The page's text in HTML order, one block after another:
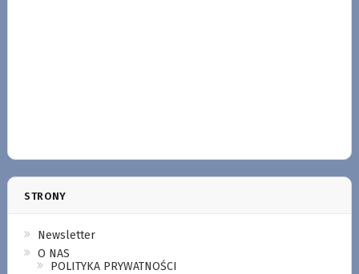
STRONY
Newsletter
O NAS
POLITYKA PRYWATNOŚCI